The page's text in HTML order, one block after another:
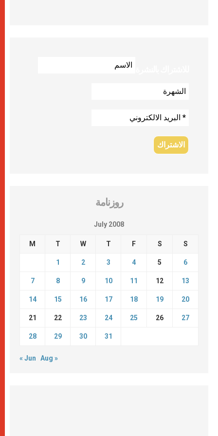
روزنامة
July 2008
M T W T F S S
1 2 3 4 5 6
7 8 9 10 11 12 13
14 15 16 17 18 19 20
21 22 23 24 25 26 27
28 29 30 31
« Jun Aug »